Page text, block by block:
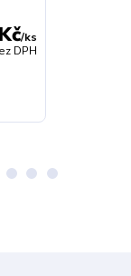
/ks
DPH